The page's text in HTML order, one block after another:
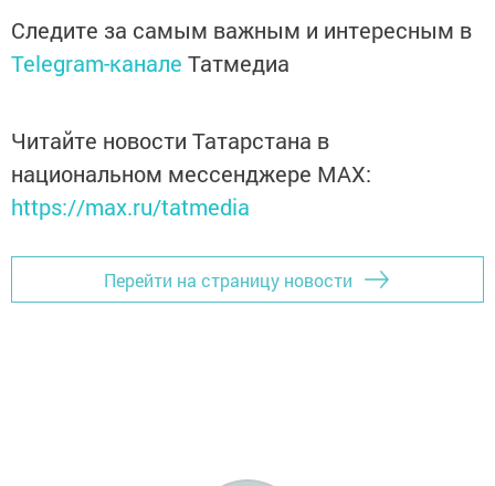
Следите за самым важным и интересным в
Telegram-канале Татмедиа
Читайте новости Татарстана в
национальном мессенджере MАХ:
https://max.ru/tatmedia
Перейти на страницу новости